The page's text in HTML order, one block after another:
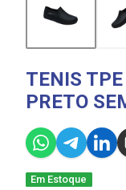
TENIS
PRETO
Em Estoque